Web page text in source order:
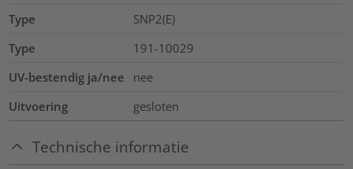
Type
SNP2(E)
Type
191-10029
UV-bestendig ja/nee
nee
Uitvoering
gesloten
Technische informatie